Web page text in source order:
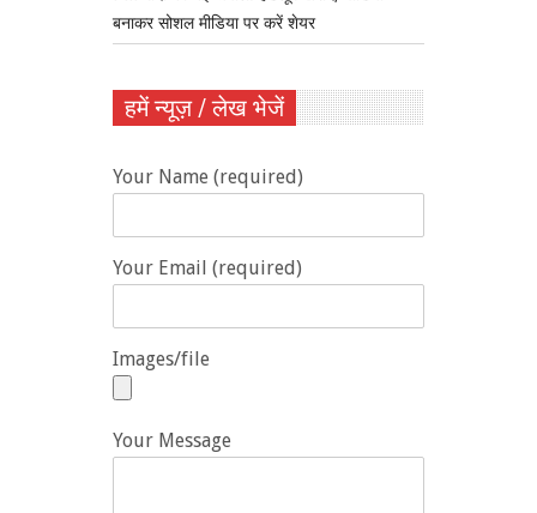
बनाकर सोशल मीडिया पर करें शेयर
हमें न्यूज़ / लेख भेजें
Your Name (required)
Your Email (required)
Images/file
Your Message